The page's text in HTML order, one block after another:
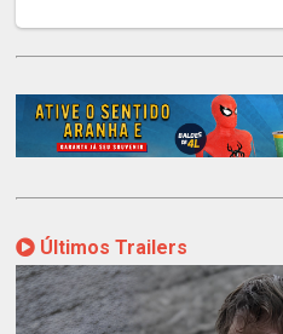
Últimos Trailers